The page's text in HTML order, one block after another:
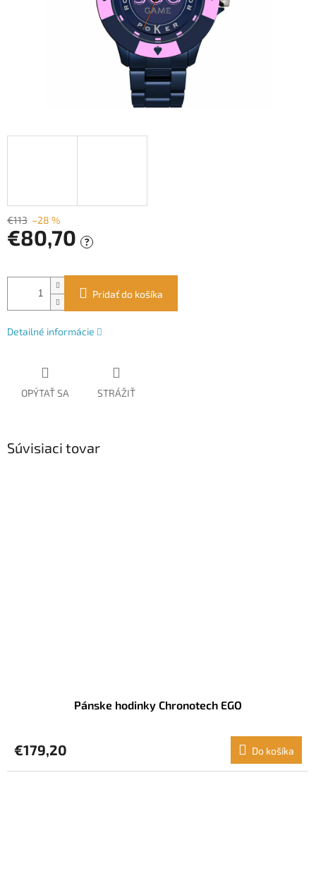
€113 –28 %
€80,70 ?
cena:
Pridať do košíka
Detailné informácie
OPÝTAŤ SA STRÁŽIŤ
Súvisiaci tovar
Pánske hodinky Chronotech EGO
€179,20 Do košíka